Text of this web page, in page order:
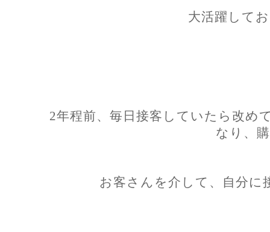
大活躍して
2年程前、毎日接客していたら改め
なり、
お客さんを介して、自分に